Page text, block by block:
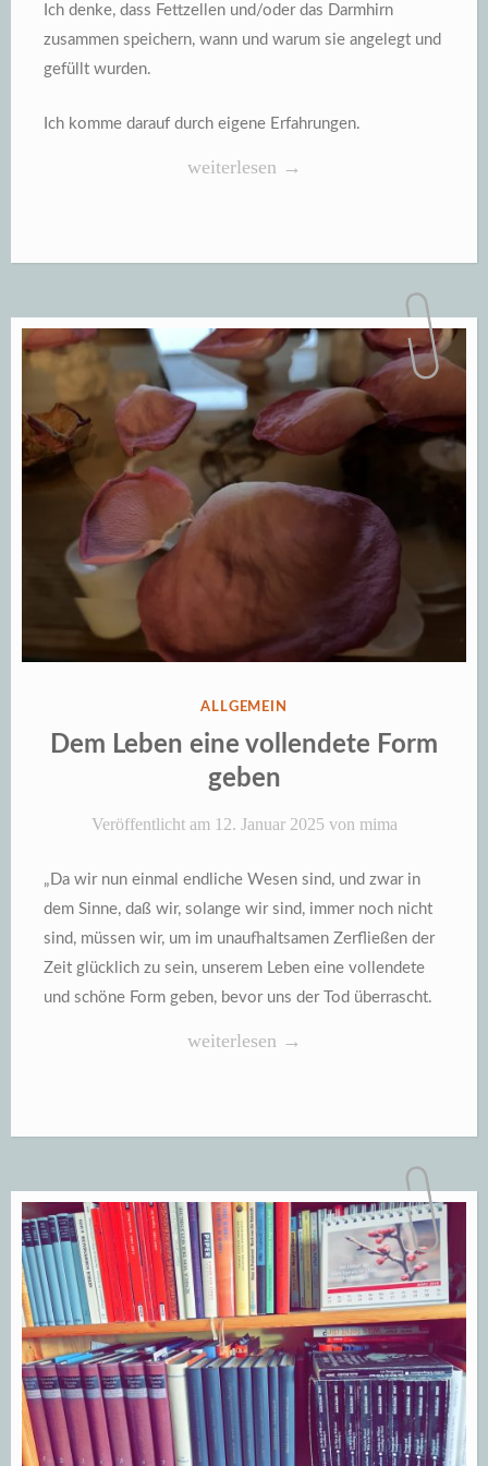
Ich denke, dass Fettzellen und/oder das Darmhirn
zusammen speichern, wann und warum sie angelegt und
gefüllt wurden.
Ich komme darauf durch eigene Erfahrungen.
„Fettzellen
Gedächtnis“
weiterlesen →
VERÖFFENTLICHT
IN
ALLGEMEIN
Dem Leben eine vollendete Form
geben
Veröffentlicht am 12. Januar 2025 von mima
„Da wir nun einmal endliche Wesen sind, und zwar in
dem Sinne, daß wir, solange wir sind, immer noch nicht
sind, müssen wir, um im unaufhaltsamen Zerfließen der
Zeit glücklich zu sein, unserem Leben eine vollendete
und schöne Form geben, bevor uns der Tod überrascht.
„Dem
vollendete
geben“
weiterlesen →